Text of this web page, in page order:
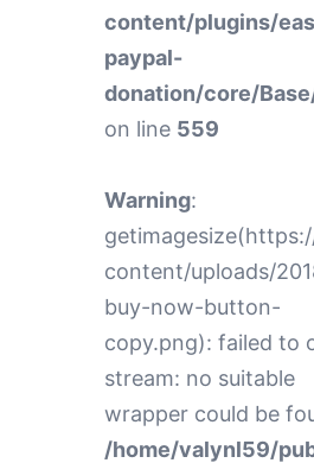
content/plugins/
paypal-
donation/core/
on line 559
Warning:
content/uploads/
buy-now-button-
copy.png): failed to
stream: no suitable
wrapper could be
/home/valynl59/